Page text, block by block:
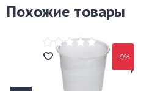
Похожие товары
−9%